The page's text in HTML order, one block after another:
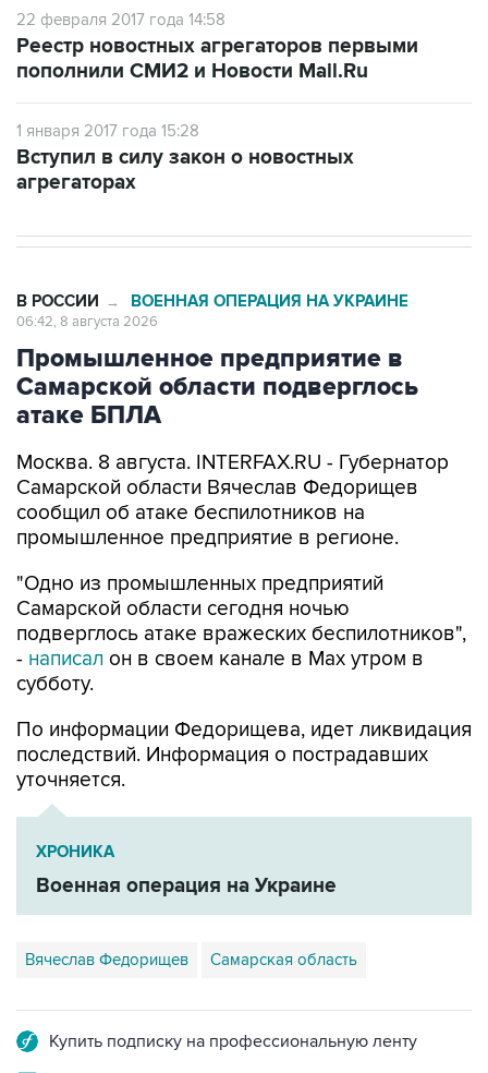
22 февраля 2017 года 14:58
Реестр новостных агрегаторов первыми
пополнили СМИ2 и Новости Mail.Ru
1 января 2017 года 15:28
Вступил в силу закон о новостных
агрегаторах
В РОССИИ → ВОЕННАЯ ОПЕРАЦИЯ НА УКРАИНЕ
06:42, 8 августа 2026
Промышленное предприятие в
Самарской области подверглось
атаке БПЛА
Москва. 8 августа. INTERFAX.RU - Губернатор
Самарской области Вячеслав Федорищев
сообщил об атаке беспилотников на
промышленное предприятие в регионе.
"Одно из промышленных предприятий
Самарской области сегодня ночью
подверглось атаке вражеских беспилотников",
- написал он в своем канале в Max утром в
субботу.
По информации Федорищева, идет ликвидация
последствий. Информация о пострадавших
уточняется.
ХРОНИКА
Военная операция на Украине
Вячеслав Федорищев Самарская область
Купить подписку на профессиональную ленту